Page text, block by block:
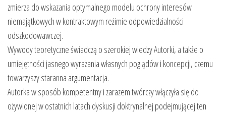
zmierza do wskazania optymalnego modelu ochrony interesów
niemajątkowych w kontraktowym reżimie odpowiedzialności
odszkodowawczej.
Wywody teoretyczne świadczą o szerokiej wiedzy Autorki, a także o
umiejętności jasnego wyrażania własnych poglądów i koncepcji, czemu
towarzyszy staranna argumentacja.
Autorka w sposób kompetentny i zarazem twórczy włączyła się do
ożywionej w ostatnich latach dyskusji doktrynalnej podejmującej ten